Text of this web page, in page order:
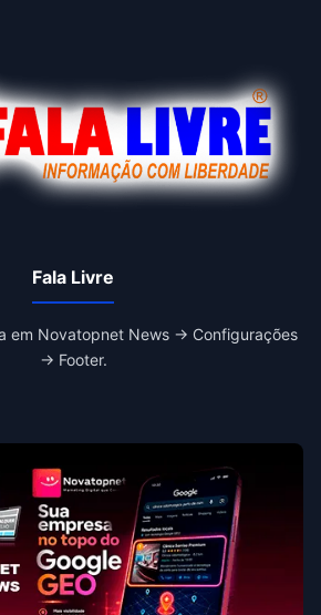
Fala Livre
em Novatopnet News → Configurações
→ Footer.